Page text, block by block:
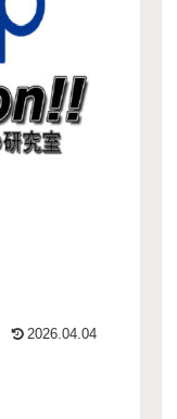
2026.04.04